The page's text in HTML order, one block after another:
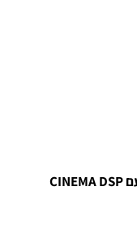
Dolby Atmos® ו- DTS-X™ השמעה עם CINEMA DSP